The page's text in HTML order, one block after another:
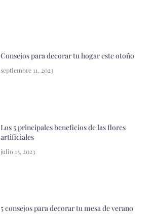
Consejos para decorar tu hogar este otoño
septiembre 11, 2023
Los 5 principales beneficios de las flores
artificiales
julio 15, 2023
5 consejos para decorar tu mesa de verano